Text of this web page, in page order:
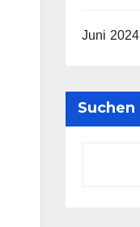
Juni 2024
Suchen